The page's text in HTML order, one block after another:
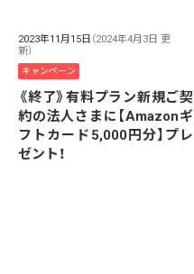
2023年11月15日 （2024年4月3日 更
新）
キャンペーン
《終了》有料プラン新規ご契
約の法人さまに【Amazonギ
フトカード5,000円分】プレ
ゼント！